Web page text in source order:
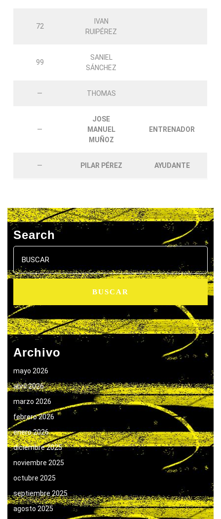
72
IVAN
RUIPÉREZ
99
SANIEL
SÁNCHEZ
— THOMAS
—
JOSE
MANUEL
MUÑOZ
ENTRENADOR
— PILAR PÉREZ AYUDANTE
Search
Buscar:
Archivo
mayo 2026
abril 2026
marzo 2026
febrero 2026
enero 2026
diciembre 2025
noviembre 2025
octubre 2025
septiembre 2025
agosto 2025